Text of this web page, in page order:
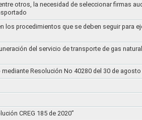
otros, la necesidad de seleccionar firmas
los procedimientos que se deben seguir para
del servicio de transporte de gas
Resolución No 40280 del 30 de agosto
CREG 185 de 2020”